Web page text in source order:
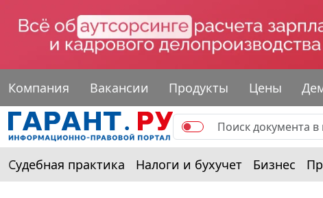
Компания Вакансии Продукты Цены
Судебная практика Налоги и бухучет Бизнес